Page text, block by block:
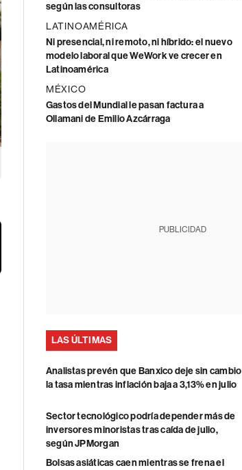
según las consultoras
LATINOAMÉRICA
Ni presencial, ni remoto, ni híbrido: el nuevo
modelo laboral que WeWork ve crecer en
Latinoamérica
MÉXICO
Gastos del Mundial le pasan factura a
Ollamani de Emilio Azcárraga
PUBLICIDAD
LAS ÚLTIMAS
Analistas prevén que Banxico deje sin cambio
la tasa mientras inflación baja a 3,13% en julio
Sector tecnológico podría depender más de
inversores minoristas tras caída de julio,
según JPMorgan
Bolsas asiáticas caen mientras se frena el